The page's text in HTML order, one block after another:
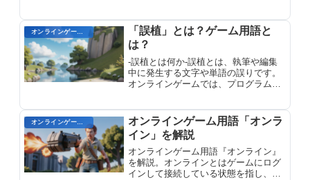
義と役割を紹介します。
オンラインゲームのプレイに関する用語
「誤植」とは？ゲーム用語と
は？
-誤植とは何か-誤植とは、執筆や編集
中に発生する文字や単語の誤りです。
オンラインゲームでは、プログラムや
誤植が発生する可能性があります。こ
れらの誤植は、スペルミス、文法上の
間違い、ファクト上の誤りなど、多様
で広範囲に及びます。
オンラインゲームのプレイに関する用語
オンラインゲーム用語「オンラ
イン」を解説
オンラインゲーム用語『オンライン』
を解説。オンラインとはゲームにログ
インして接続している状態を指し、他